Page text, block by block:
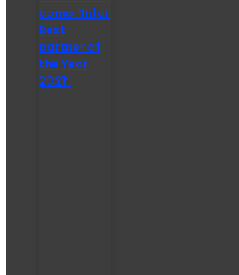
como “Infor
Best
partner of
the Year
2021″